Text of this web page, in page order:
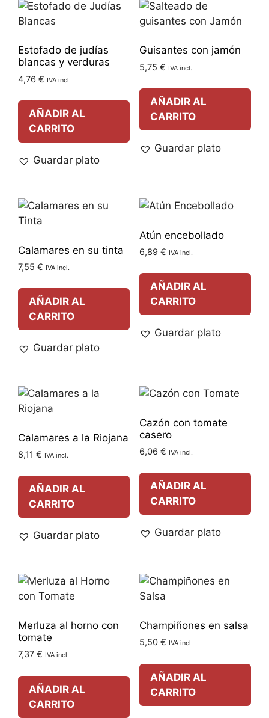
Estofado de judías
blancas y verduras
4,76 € IVA incl.
AÑADIR AL
CARRITO
Guardar plato
Guisantes con jamón
5,75 € IVA incl.
AÑADIR AL
CARRITO
Guardar plato
Calamares en su tinta
7,55 € IVA incl.
AÑADIR AL
CARRITO
Guardar plato
Atún encebollado
6,89 € IVA incl.
AÑADIR AL
CARRITO
Guardar plato
Calamares a la Riojana
8,11 € IVA incl.
AÑADIR AL
CARRITO
Guardar plato
Cazón con tomate
casero
6,06 € IVA incl.
AÑADIR AL
CARRITO
Guardar plato
Merluza al horno con
tomate
7,37 € IVA incl.
AÑADIR AL
CARRITO
Champiñones en salsa
5,50 € IVA incl.
AÑADIR AL
CARRITO